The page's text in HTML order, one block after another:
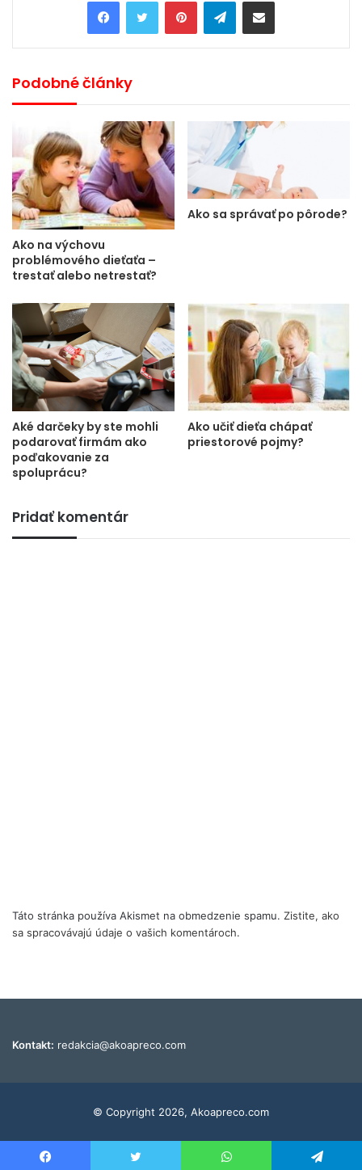
Podobné články
Ako na výchovu
problémového dieťaťa –
trestať alebo netrestať?
Ako sa správať po pôrode?
Aké darčeky by ste mohli
podarovať firmám ako
poďakovanie za
spoluprácu?
Ako učiť dieťa chápať
priestorové pojmy?
Pridať komentár
Táto stránka používa Akismet na obmedzenie spamu. Zistite, ako
sa spracovávajú údaje o vašich komentároch.
Kontakt: redakcia@akoapreco.com
© Copyright 2026, Akoapreco.com